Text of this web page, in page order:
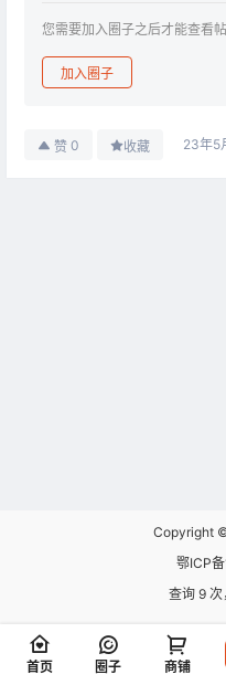
您需要加入圈子之后才能查看
加入圈子
赞 0 收藏 23年5
Copyright
鄂ICP
查询 9
首页 圈子 商铺